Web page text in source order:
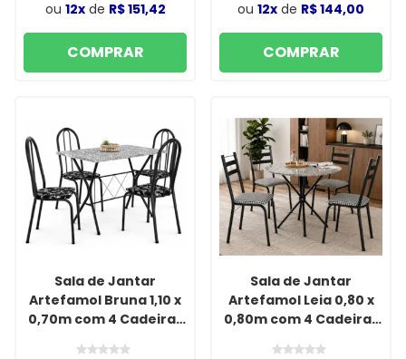
ou 12xde R$ 151,42
COMPRAR
ou 12x de R$ 144,00
COMPRAR
Sala de Jantar
Artefamol Bruna 1,10 x
0,70m com 4 Cadeiras
Sala de Jantar
Artefamol Leia 0,80 x
0,80m com 4 Cadeiras